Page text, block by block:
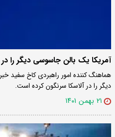
آمریکا یک بالن جاسوسی دیگر را
هماهنگ کننده امور راهبردی کاخ سفید
دیگر را در آلاسکا سرنگون کرده است.
۲۱ بهمن ۱۴۰۱